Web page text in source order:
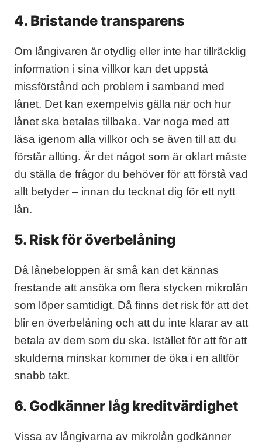
4. Bristande transparens
Om långivaren är otydlig eller inte har tillräcklig
information i sina villkor kan det uppstå
missförstånd och problem i samband med
lånet. Det kan exempelvis gälla när och hur
lånet ska betalas tillbaka. Var noga med att
läsa igenom alla villkor och se även till att du
förstår allting. Är det något som är oklart måste
du ställa de frågor du behöver för att förstå vad
allt betyder – innan du tecknat dig för ett nytt
lån.
5. Risk för överbelåning
Då lånebeloppen är små kan det kännas
frestande att ansöka om flera stycken mikrolån
som löper samtidigt. Då finns det risk för att det
blir en överbelåning och att du inte klarar av att
betala av dem som du ska. Istället för att för att
skulderna minskar kommer de öka i en alltför
snabb takt.
6. Godkänner låg kreditvärdighet
Vissa av långivarna av mikrolån godkänner